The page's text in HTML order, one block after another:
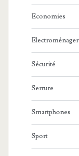
Economies
Electroménager
Sécurité
Serrure
Smartphones
Sport